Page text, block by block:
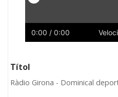
0:00 / 0:00
Títol
Ràdio Girona - Dominical